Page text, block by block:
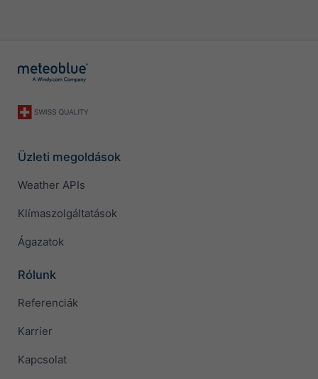
Üzleti megoldások
Weather APIs
Klímaszolgáltatások
Ágazatok
Rólunk
Referenciák
Karrier
Kapcsolat